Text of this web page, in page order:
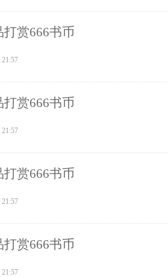
打赏666书币
21:57
打赏666书币
21:57
打赏666书币
21:57
打赏666书币
21:57